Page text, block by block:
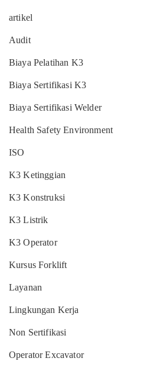
artikel
Audit
Biaya Pelatihan K3
Biaya Sertifikasi K3
Biaya Sertifikasi Welder
Health Safety Environment
ISO
K3 Ketinggian
K3 Konstruksi
K3 Listrik
K3 Operator
Kursus Forklift
Layanan
Lingkungan Kerja
Non Sertifikasi
Operator Excavator